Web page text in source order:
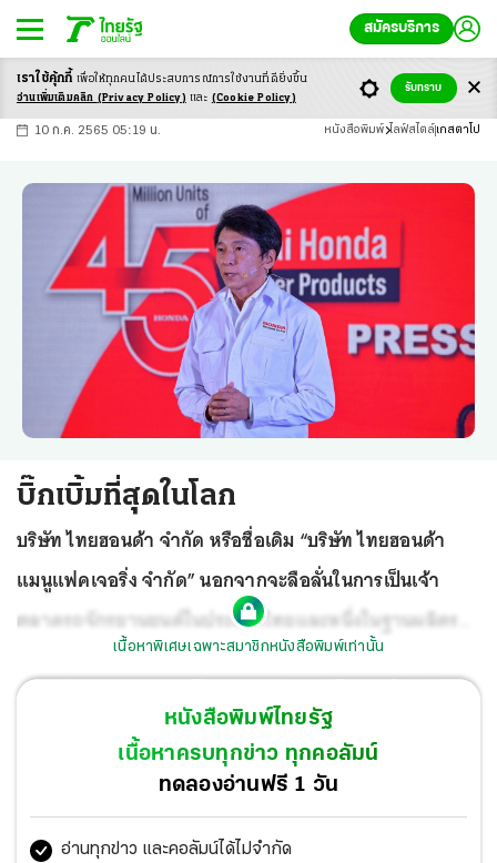
สมัครบริการ
-ก ก ก+
10 ก.ค. 2565 05:19 น. หนังสือพิมพ์ ไลฟ์สไตล์ เกสตาโป
บิ๊กเบิ้มที่สุดในโลก
บริษัท ไทยฮอนด้า จำกัด หรือชื่อเดิม “บริษัท ไทยฮอนด้า
แมนูแฟคเจอริ่ง จำกัด” นอกจากจะลือลั่นในการเป็นเจ้า
ตลาดรถจักรยานยนต์ในประเทศไทยและหนึ่งในฐานผลิตรถ
จักรยาน ยนต์ที่สำคัญระดับโลกของฮอนด้าแล้ว
เนื้อหาพิเศษเฉพาะสมาชิกหนังสือพิมพ์เท่านั้น
หนังสือพิมพ์ไทยรัฐ
เนื้อหาครบทุกข่าว ทุกคอลัมน์
ทดลองอ่านฟรี 1 วัน
อ่านทุกข่าว และคอลัมน์ได้ไม่จำกัด
เราใช้คุ้กกี้ เพื่อให้ทุกคนได้ประสบการณ์การใช้งานที่ดียิ่งขึ้น
อ่านเพิ่มเติมคลิก (Privacy Policy) และ (Cookie Policy)
รับทราบ